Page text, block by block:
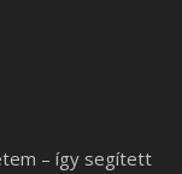
– így segített